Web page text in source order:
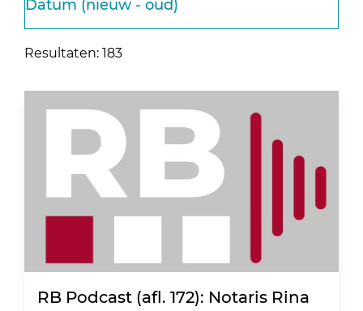
op:
Resultaten:183
RB Podcast (afl. 172): Notaris Rina